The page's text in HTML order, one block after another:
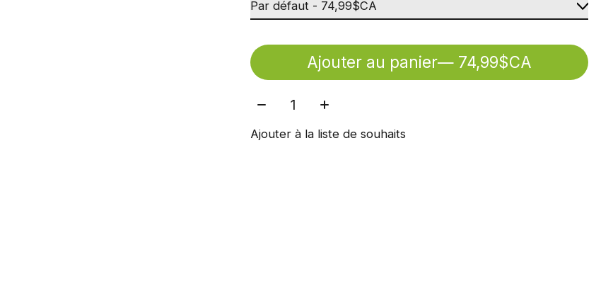
Ajouter au panier
— 74,99$CA
Quantité:
Ajouter à la liste de souhaits